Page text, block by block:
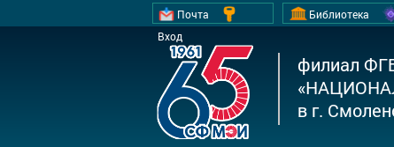
Почта
Вход
Библиотека
филиал
в г.